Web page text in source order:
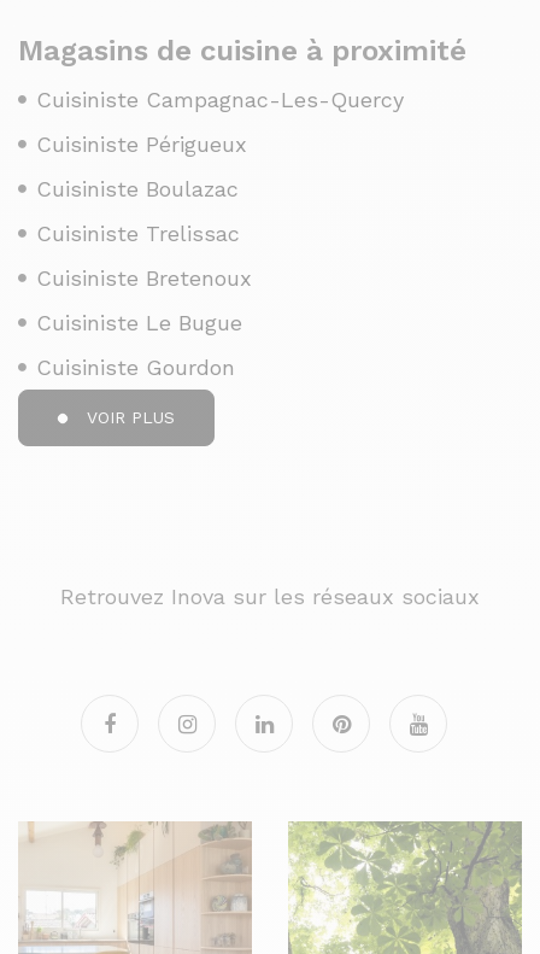
Magasins de cuisine à proximité
Cuisiniste Campagnac-Les-Quercy
Cuisiniste Périgueux
Cuisiniste Boulazac
Cuisiniste Trelissac
Cuisiniste Bretenoux
Cuisiniste Le Bugue
Cuisiniste Gourdon
VOIR PLUS
Retrouvez Inova sur les réseaux sociaux